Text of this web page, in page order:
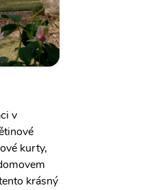
v
kurty,
krásný